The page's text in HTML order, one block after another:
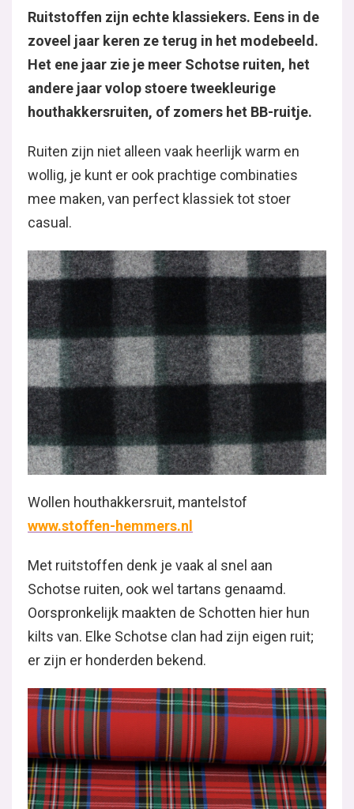
Ruitstoffen zijn echte klassiekers. Eens in de
zoveel jaar keren ze terug in het modebeeld.
Het ene jaar zie je meer Schotse ruiten, het
andere jaar volop stoere tweekleurige
houthakkersruiten, of zomers het BB-ruitje.
Ruiten zijn niet alleen vaak heerlijk warm en
wollig, je kunt er ook prachtige combinaties
mee maken, van perfect klassiek tot stoer
casual.
Wollen houthakkersruit, mantelstof
www.stoffen-hemmers.nl
Met ruitstoffen denk je vaak al snel aan
Schotse ruiten, ook wel tartans genaamd.
Oorspronkelijk maakten de Schotten hier hun
kilts van. Elke Schotse clan had zijn eigen ruit;
er zijn er honderden bekend.